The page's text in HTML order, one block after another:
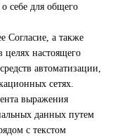
себе для общего
Согласие, а также
целях настоящего
автоматизации,
сетях.
выражения
данных путем
с текстом